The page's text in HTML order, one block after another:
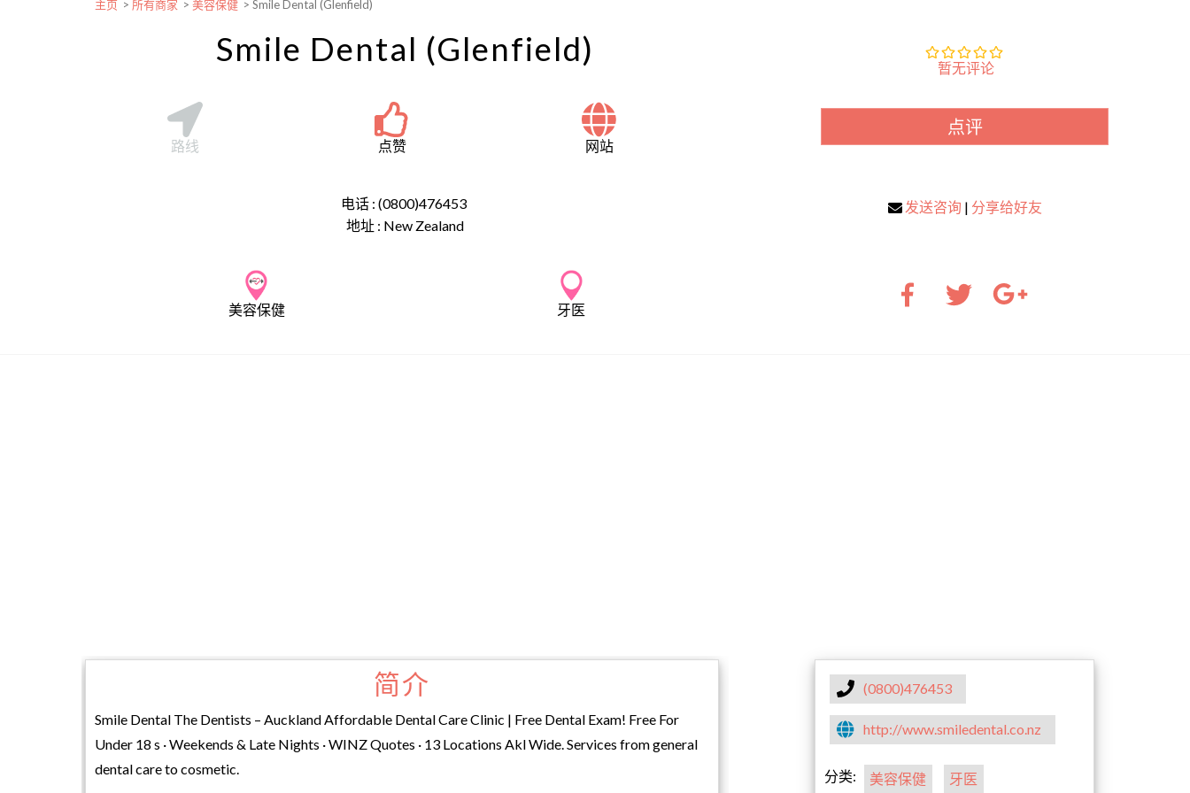
主页 > 所有商家 > 美容保健 > Smile Dental (Glenfield)
Smile Dental (Glenfield)
路线 点赞 网站
电话 : (0800)476453
地址 : New Zealand
美容保健 牙医
暂无评论
点评
发送咨询 | 分享给好友
简介
Smile Dental The Dentists – Auckland Affordable Dental Care Clinic | Free Dental Exam! Free For
Under 18 s · Weekends & Late Nights · WINZ Quotes · 13 Locations Akl Wide. Services from general
dental care to cosmetic.
(0800)476453
http://www.smiledental.co.nz
分类: 美容保健 牙医